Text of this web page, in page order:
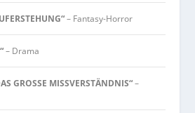
– Fantasy-Horror
– Drama
GROSSE MISSVERSTÄNDNIS“–